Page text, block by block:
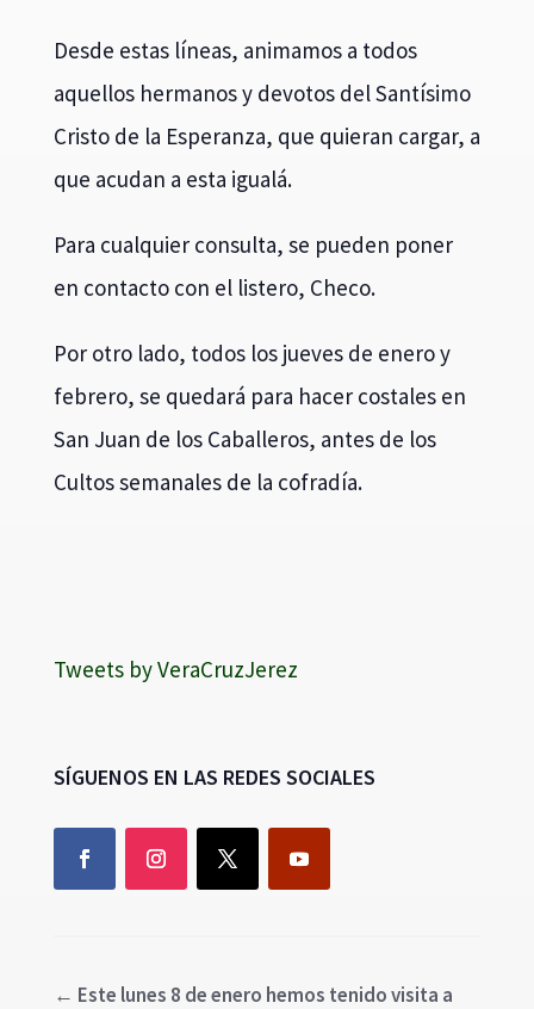
Desde estas líneas, animamos a todos
aquellos hermanos y devotos del Santísimo
Cristo de la Esperanza, que quieran cargar, a
que acudan a esta igualá.
Para cualquier consulta, se pueden poner
en contacto con el listero, Checo.
Por otro lado, todos los jueves de enero y
febrero, se quedará para hacer costales en
San Juan de los Caballeros, antes de los
Cultos semanales de la cofradía.
Tweets by VeraCruzJerez
SÍGUENOS EN LAS REDES SOCIALES
← Este lunes 8 de enero hemos tenido visita a